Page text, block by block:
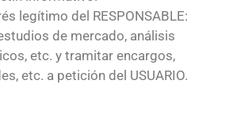
legítimo del RESPONSABLE:
de mercado, análisis
etc. y tramitar encargos,
etc. a petición del USUARIO.